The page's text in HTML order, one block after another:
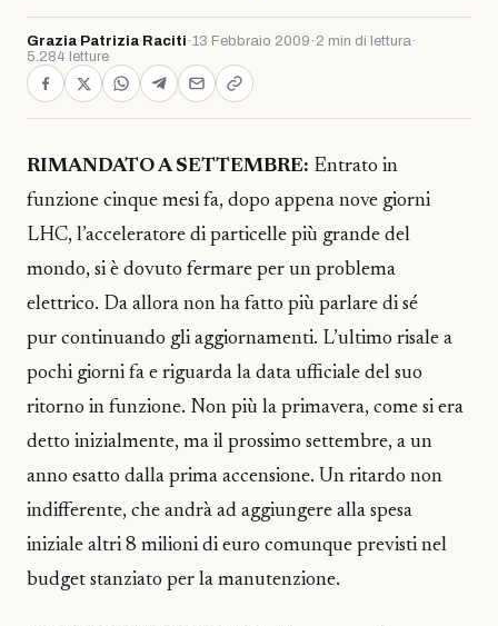
Grazia Patrizia Raciti ·13 Febbraio 2009 · 2 min di lettura·
5.284 letture
RIMANDATO A SETTEMBRE: Entrato in
funzione cinque mesi fa, dopo appena nove giorni
LHC, l’acceleratore di particelle più grande del
mondo, si è dovuto fermare per un problema
elettrico. Da allora non ha fatto più parlare di sé
pur continuando gli aggiornamenti. L’ultimo risale a
pochi giorni fa e riguarda la data ufficiale del suo
ritorno in funzione. Non più la primavera, come si era
detto inizialmente, ma il prossimo settembre, a un
anno esatto dalla prima accensione. Un ritardo non
indifferente, che andrà ad aggiungere alla spesa
iniziale altri 8 milioni di euro comunque previsti nel
budget stanziato per la manutenzione.